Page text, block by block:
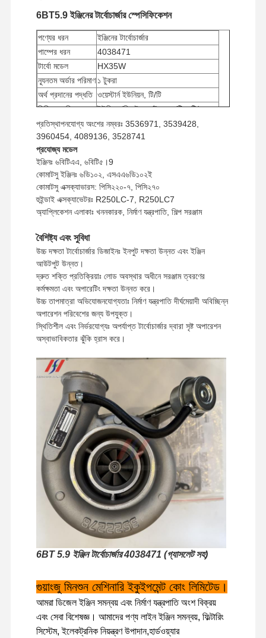
বাড়ি পণ্য ভিআর শো আমাদের সম্বন্ধে
6BT5.9 ইঞ্জিনের টার্বোচার্জার স্পেসিফিকেশন
পণ্যের ধরন
ইঞ্জিনের টার্বোচার্জার
পাম্পের ধরন
4038471
টার্বো মডেল
HX35W
ন্যূনতম অর্ডার পরিমাণ ১ টুকরা
অর্থ প্রদানের পদ্ধতি ওয়েস্টার্ন ইউনিয়ন, টি/টি
শিপিং পদ্ধতি
ইউপিএস/ডিএইচএল/ইএমএস/টিএনটি/ফেডেক্স
প্রতিস্থাপনযোগ্য অংশের নম্বরঃ 3536971, 3539428,
3960454, 4089136, 3528741
প্রযোজ্য মডেল
ইঞ্জিনঃ ৬বিটিএএ, ৬বিটি৫।9
কোমাটসু ইঞ্জিনঃ ৬ডি১০২, এসএএ৬ডি১০২ই
কোমাটসু এক্সক্যাভারস: পিসি২২০-৭, পিসি২৭০
হুইন্ডাই এক্সক্যাভেটরঃ R250LC-7, R250LC7
অ্যাপ্লিকেশন এলাকাঃ খননকারক, নির্মাণ যন্ত্রপাতি, শিল্প সরঞ্জাম
বৈশিষ্ট্য এবং সুবিধা
উচ্চ দক্ষতা টার্বোচার্জার ডিজাইনঃ ইনপুট দক্ষতা উন্নত এবং ইঞ্জিন
আউটপুট উন্নত।
দ্রুত শক্তি প্রতিক্রিয়াঃ লোড অবস্থার অধীনে সরঞ্জাম ত্বরণের
কর্মক্ষমতা এবং অপারেটিং দক্ষতা উন্নত করে।
উচ্চ তাপমাত্রা অভিযোজনযোগ্যতাঃ নির্মাণ যন্ত্রপাতি দীর্ঘমেয়াদী অবিচ্ছিন্ন
অপারেশন পরিবেশের জন্য উপযুক্ত।
স্থিতিশীল এবং নির্ভরযোগ্যঃ অপর্যাপ্ত টার্বোচার্জার দ্বারা সৃষ্ট অপারেশন
অস্বাভাবিকতার ঝুঁকি হ্রাস করে।
6BT 5.9 ইঞ্জিন টার্বোচার্জার 4038471 (গ্যাসলেট সহ)
গুয়াংজু মিনশুন মেশিনারি ইকুইপমেন্ট কোং লিমিটেড।
আমরা ডিজেল ইঞ্জিন সমন্বয় এবং নির্মাণ যন্ত্রপাতি অংশ বিক্রয়
এবং সেবা বিশেষজ্ঞ। আমাদের পণ্য লাইন ইঞ্জিন সমন্বয়, ফিল্টারিং
সিস্টেম, ইলেকট্রনিক নিয়ন্ত্রণ উপাদান,হার্ডওয়্যার